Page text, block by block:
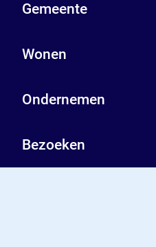
Gemeente
Wonen
Ondernemen
Bezoeken